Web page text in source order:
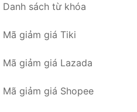
Danh sách từ khóa
Mã giảm giá Tiki
Mã giảm giá Lazada
Mã giảm giá Shopee